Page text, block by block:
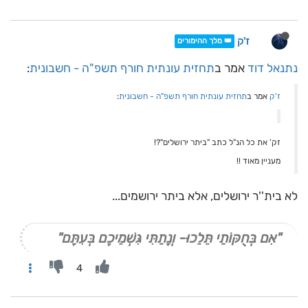
ז'ק 👑 מלך ההימורים
נתנאל דוד אמר בתחזית עונתית חורף תשפ"ה - חשבונית:
ז'ק אמר בתחזית עונתית חורף תשפ"ה - חשבונית:
זק' את כל הנ"ל כתב "ביתר ירושלים"?!
מעניין מאוד !!
לא בית''ר ירושלים, אלא ביתר ירושמים...
"אִם בְּחֻקּוֹתַי תֵּלֵכוּ- וְנָתַתִּי גִּשְׁמֵיכֶם בְּעִתָּם"
4